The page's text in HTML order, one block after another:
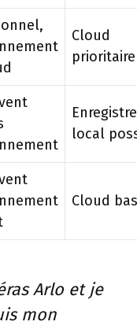
Cloud
prioritaire
local
Cloud
Arlo et je
mon